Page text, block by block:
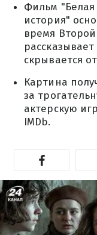
Фильм "Белая
история"
время
скрывается
Картина
за
актерскую
IMDb.